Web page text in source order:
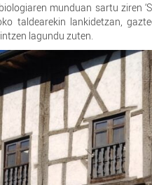
munduan sartu ziren
taldearekin lankidetzan,
lagundu zuten.